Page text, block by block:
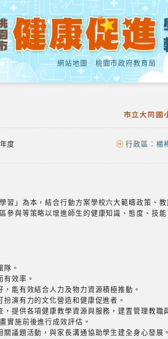
網站地圖｜ 桃園市政府教育局
市立大同國
度 行政區： 楊
習」為本，結合行動方案學校六大範疇政策、
參與等策略以增進師生的健康知識、態度、技
隊。
有效率。
能有效結合人力及物力資源積極推動。
演有力的文化營造和健康促進者。
提供各項健康教學資源與服務，建置管理教職
實施前後進行成效評估。
議題活動，與家長溝通協助學生建全身心發展。